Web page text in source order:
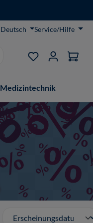
Deutsch Service/Hilfe
Du hast 0
Medizintechnik